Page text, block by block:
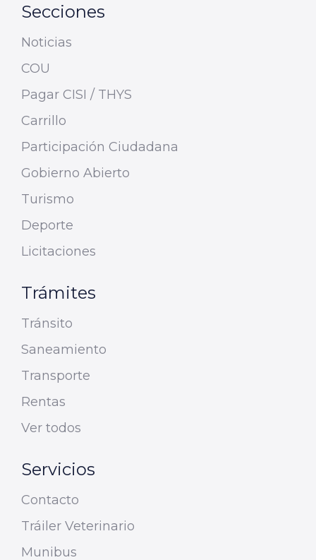
Secciones
Noticias
COU
Pagar CISI / THYS
Carrillo
Participación Ciudadana
Gobierno Abierto
Turismo
Deporte
Licitaciones
Trámites
Tránsito
Saneamiento
Transporte
Rentas
Ver todos
Servicios
Contacto
Tráiler Veterinario
Munibus